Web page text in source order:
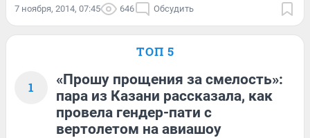
7 ноября, 2014, 07:45 646 Обсудить
ТОП 5
1
«Прошу прощения за смелость»:
пара из Казани рассказала, как
провела гендер-пати с
вертолетом на авиашоу